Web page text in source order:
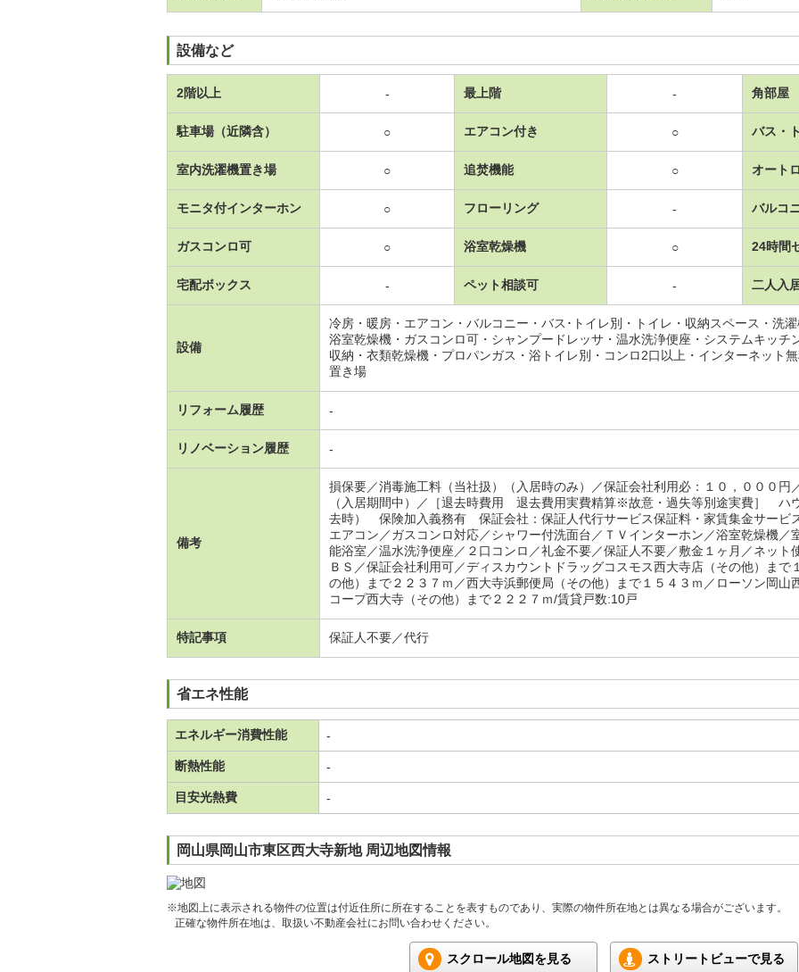
設備など
2階以上 - 最上階 - 角部屋
駐車場（近隣含） ○ エアコン付き ○ バス・
室内洗濯機置き場 ○ 追焚機能 ○ オート
モニタ付インターホン ○ フローリング - バルコ
ガスコンロ可 ○ 浴室乾燥機 ○ 24時間
宅配ボックス - ペット相談可 - 二人入
設備
冷房・暖房・エアコン・バルコニー・バス･トイレ別・トイレ・収納スペース・洗
浴室乾燥機・ガスコンロ可・シャンプードレッサ・温水洗浄便座・システムキッチ
収納・衣類乾燥機・プロパンガス・浴トイレ別・コンロ2口以上・インターネット
置き場
リフォーム履歴 -
リノベーション履歴 -
備考
損保要／消毒施工料（当社扱）（入居時のみ）／保証会社利用必：１０，０００円
（入居期間中）／［退去時費用 退去費用実費精算※故意・過失等別途実費］ ハ
去時） 保険加入義務有 保証会社：保証人代行サービス保証料・家賃集金サービ
エアコン／ガスコンロ対応／シャワー付洗面台／ＴＶインターホン／浴室乾燥機／
能浴室／温水洗浄便座／２口コンロ／礼金不要／保証人不要／敷金１ヶ月／ネット
ＢＳ／保証会社利用可／ディスカウントドラッグコスモス西大寺店（その他）まで
の他）まで２２３７ｍ／西大寺浜郵便局（その他）まで１５４３ｍ／ローソン岡山
コープ西大寺（その他）まで２２２７ｍ/賃貸戸数:10戸
特記事項 保証人不要／代行
省エネ性能
エネルギー消費性能 -
断熱性能 -
目安光熱費 -
岡山県岡山市東区西大寺新地 周辺地図情報
※地図上に表示される物件の位置は付近住所に所在することを表すものであり、実際の物件所在地とは異なる場合がございます。
正確な物件所在地は、取扱い不動産会社にお問い合わせください。
スクロール地図を見る ストリートビューで見る